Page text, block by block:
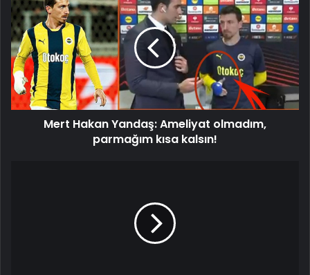
Hakan
Yandaş:
Ameliyat
olmadım,
parmağım
kısa
kalsın!
Mert Hakan Yandaş: Ameliyat olmadım,
parmağım kısa kalsın!